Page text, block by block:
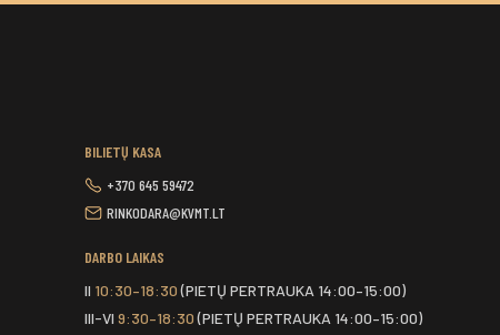
BILIETŲ KASA
+370 645 59472
RINKODARA@KVMT.LT
DARBO LAIKAS
II 10:30–18:30(PIETŲ PERTRAUKA 14:00–15:00)
III-VI 9:30–18:30(PIETŲ PERTRAUKA 14:00–15:00)